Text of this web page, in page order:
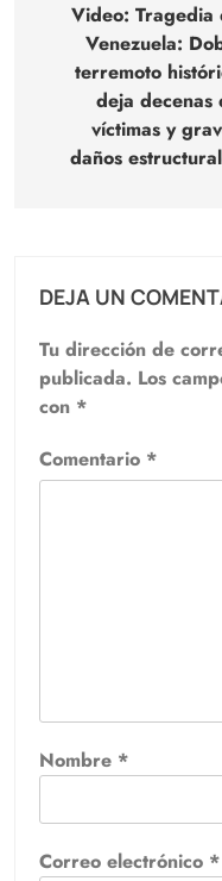
entradas
Video: Tragedia
Venezuela:
terremoto
deja decenas
víctimas y
daños
DEJA UN
Tu dirección de
publicada. Los
con *
Comentario *
Nombre *
Correo electrónico *